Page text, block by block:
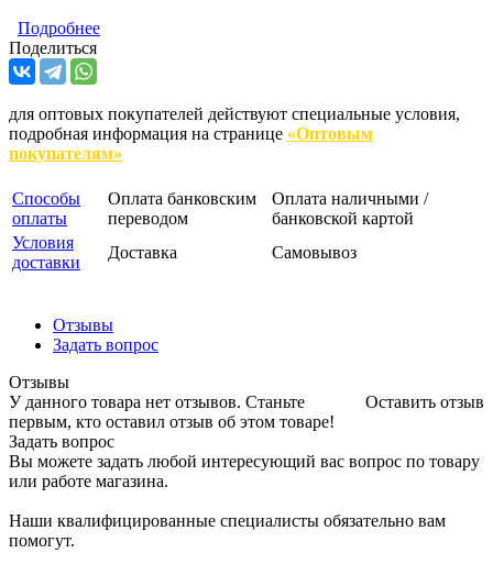
Подробнее
Поделиться
для оптовых покупателей действуют специальные условия,
подробная информация на странице «Оптовым
покупателям»
Способы
оплаты
Оплата банковским
переводом
Оплата наличными /
банковской картой
Условия
доставки
Доставка Самовывоз
Отзывы
Задать вопрос
Отзывы
Оставить отзыв
У данного товара нет отзывов. Станьте
первым, кто оставил отзыв об этом товаре!
Задать вопрос
Вы можете задать любой интересующий вас вопрос по товару
или работе магазина.
Наши квалифицированные специалисты обязательно вам
помогут.